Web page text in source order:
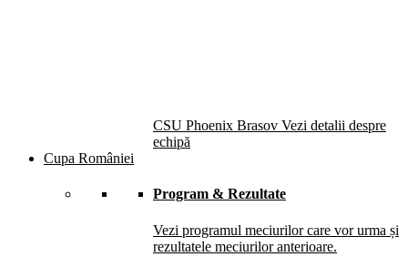
CSU Phoenix Brasov Vezi detalii despre
echipă
Cupa României
Program & Rezultate
Vezi programul meciurilor care vor urma și
rezultatele meciurilor anterioare.